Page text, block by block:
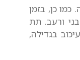
כמו כן, בזמן
ורעב. תת
בגדילה,